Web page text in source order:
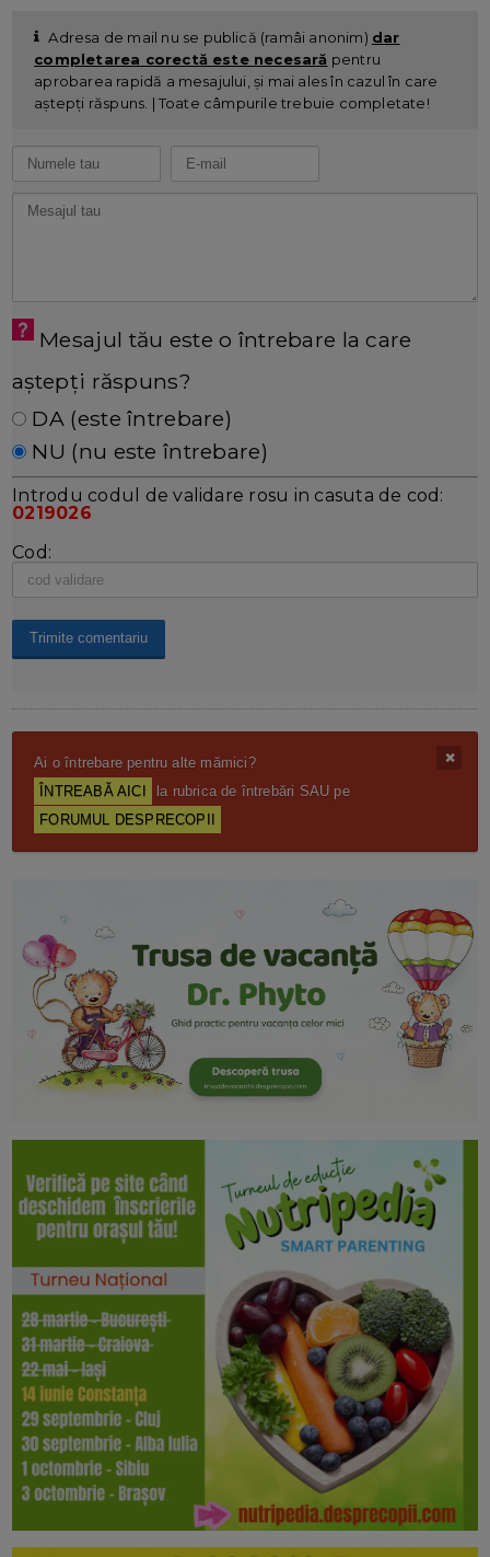
Adresa de mail nu se publică (ramâi anonim) dar
completarea corectă este necesară pentru
aprobarea rapidă a mesajului, și mai ales în cazul în care
aștepți răspuns. | Toate câmpurile trebuie completate!
Mesajul tău este o întrebare la care
aștepți răspuns?
DA (este întrebare)
NU (nu este întrebare)
Introdu codul de validare rosu in casuta de cod:
0219026
Cod:
Ai o întrebare pentru alte mămici?
ÎNTREABĂ AICI
la rubrica de întrebări SAU pe
FORUMUL DESPRECOPII